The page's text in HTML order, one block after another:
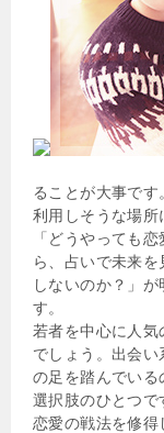
ることが大事で
利用しそうな場所
「どうやっても
ら、占いで未来
しないのか？」
す。
若者を中心に人気
でしょう。出会
の足を踏んでいる
選択肢のひとつで
恋愛の戦法を修